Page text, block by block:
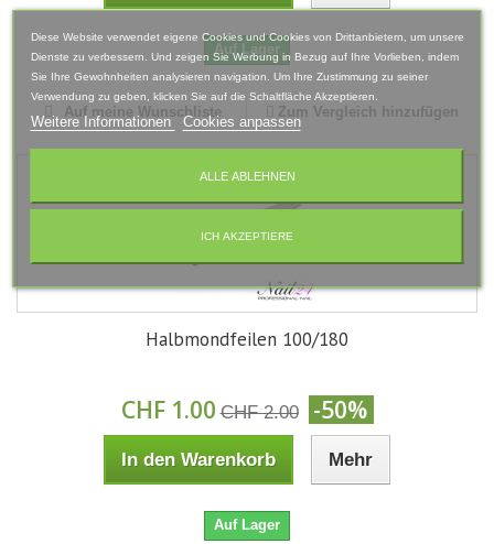
Auf Lager
Auf meine Wunschliste Zum Vergleich hinzufügen
Halbmondfeilen 100/180
CHF 1.00 CHF 2.00 -50%
In den Warenkorb Mehr
Auf Lager
Diese Website verwendet eigene Cookies und Cookies von Drittanbietern, um unsere
Dienste zu verbessern. Und zeigen Sie Werbung in Bezug auf Ihre Vorlieben, indem
Sie Ihre Gewohnheiten analysieren navigation. Um Ihre Zustimmung zu seiner
Verwendung zu geben, klicken Sie auf die Schaltfläche Akzeptieren.
Weitere Informationen Cookies anpassen
ALLE ABLEHNEN
ICH AKZEPTIERE